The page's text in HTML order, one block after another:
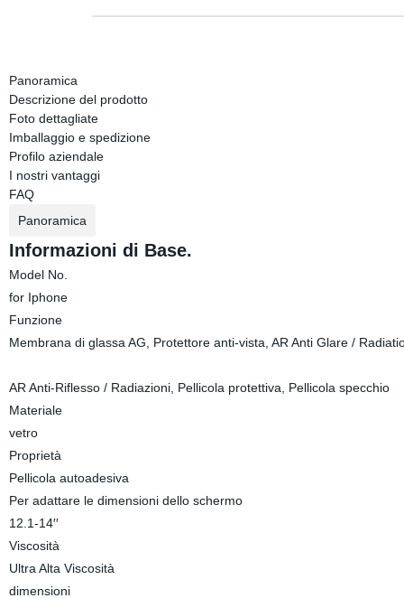
Panoramica
Descrizione del prodotto
Foto dettagliate
Imballaggio e spedizione
Profilo aziendale
I nostri vantaggi
FAQ
Panoramica
Informazioni di Base.
Model No.
for Iphone
Funzione
Membrana di glassa AG, Protettore anti-vista, AR Anti Glare /
AR Anti-Riflesso / Radiazioni, Pellicola protettiva, Pellicola specchio
Materiale
vetro
Proprietà
Pellicola autoadesiva
Per adattare le dimensioni dello schermo
12.1-14′′
Viscosità
Ultra Alta Viscosità
dimensioni